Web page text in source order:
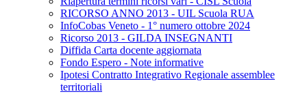
RICORSO ANNO 2013 - UIL Scuola RUA
InfoCobas Veneto - 1° numero ottobre 2024
Ricorso 2013 - GILDA INSEGNANTI
Diffida Carta docente aggiornata
Fondo Espero - Note informative
Ipotesi Contratto Integrativo Regionale assemblee
territoriali